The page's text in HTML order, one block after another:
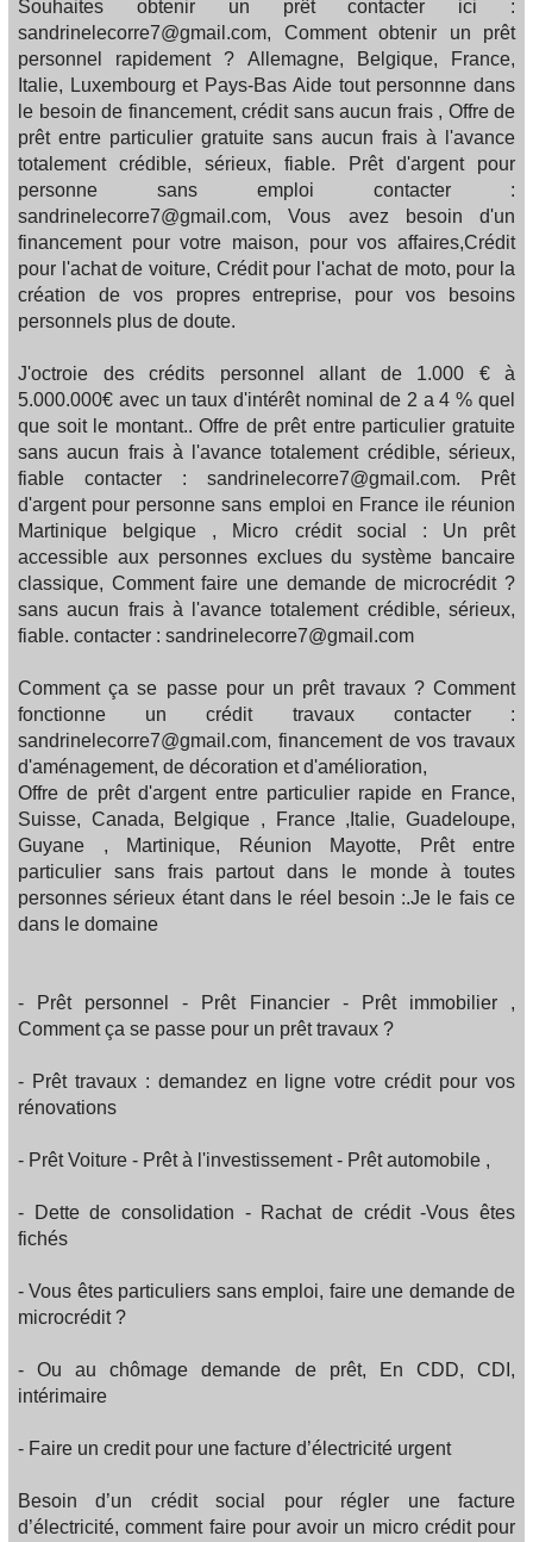
Souhaites obtenir un prêt contacter ici :
sandrinelecorre7@gmail.com, Comment obtenir un prêt
personnel rapidement ? Allemagne, Belgique, France,
Italie, Luxembourg et Pays-Bas Aide tout personnne dans
le besoin de financement, crédit sans aucun frais , Offre de
prêt entre particulier gratuite sans aucun frais à l'avance
totalement crédible, sérieux, fiable. Prêt d'argent pour
personne sans emploi contacter :
sandrinelecorre7@gmail.com, Vous avez besoin d'un
financement pour votre maison, pour vos affaires,Crédit
pour l'achat de voiture, Crédit pour l'achat de moto, pour la
création de vos propres entreprise, pour vos besoins
personnels plus de doute.
J'octroie des crédits personnel allant de 1.000 € à
5.000.000€ avec un taux d'intérêt nominal de 2 a 4 % quel
que soit le montant.. Offre de prêt entre particulier gratuite
sans aucun frais à l'avance totalement crédible, sérieux,
fiable contacter : sandrinelecorre7@gmail.com. Prêt
d'argent pour personne sans emploi en France ile réunion
Martinique belgique , Micro crédit social : Un prêt
accessible aux personnes exclues du système bancaire
classique, Comment faire une demande de microcrédit ?
sans aucun frais à l'avance totalement crédible, sérieux,
fiable. contacter : sandrinelecorre7@gmail.com
Comment ça se passe pour un prêt travaux ? Comment
fonctionne un crédit travaux contacter :
sandrinelecorre7@gmail.com, financement de vos travaux
d'aménagement, de décoration et d'amélioration,
Offre de prêt d'argent entre particulier rapide en France,
Suisse, Canada, Belgique , France ,Italie, Guadeloupe,
Guyane , Martinique, Réunion Mayotte, Prêt entre
particulier sans frais partout dans le monde à toutes
personnes sérieux étant dans le réel besoin :.Je le fais ce
dans le domaine
- Prêt personnel - Prêt Financier - Prêt immobilier ,
Comment ça se passe pour un prêt travaux ?
- Prêt travaux : demandez en ligne votre crédit pour vos
rénovations
- Prêt Voiture - Prêt à l'investissement - Prêt automobile ,
- Dette de consolidation - Rachat de crédit -Vous êtes
fichés
- Vous êtes particuliers sans emploi, faire une demande de
microcrédit ?
- Ou au chômage demande de prêt, En CDD, CDI,
intérimaire
- Faire un credit pour une facture d’électricité urgent
Besoin d’un crédit social pour régler une facture
d’électricité, comment faire pour avoir un micro crédit pour